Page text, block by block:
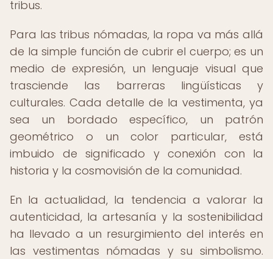
tribus.
Para las tribus nómadas, la ropa va más allá
de la simple función de cubrir el cuerpo; es un
medio de expresión, un lenguaje visual que
trasciende las barreras lingüísticas y
culturales. Cada detalle de la vestimenta, ya
sea un bordado específico, un patrón
geométrico o un color particular, está
imbuido de significado y conexión con la
historia y la cosmovisión de la comunidad.
En la actualidad, la tendencia a valorar la
autenticidad, la artesanía y la sostenibilidad
ha llevado a un resurgimiento del interés en
las vestimentas nómadas y su simbolismo.